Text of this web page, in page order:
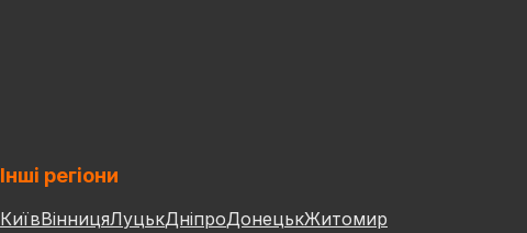
Інші регіони
КиївВінницяЛуцькДніпроДонецькЖитомир